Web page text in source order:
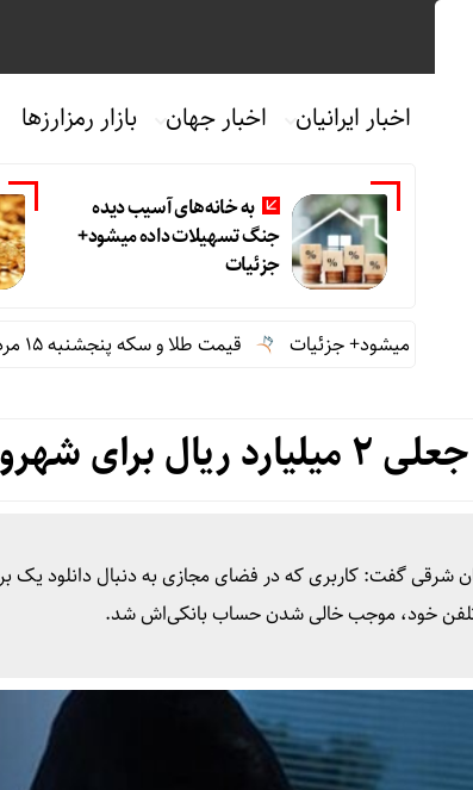
اخبار ایرانیان اخبار جهان بازار رمزارزها
به خانه‌های آسیب دیده
جنگ تسهیلات داده میشود+
جزئیات
جزئیات قیمت طلا و سکه پنجشنبه ۱۵ مرداد
تبریزی آب خورد
شرقی گفت: کاربری که در فضای مجازی به دنبال دانلود یک
تلفن خود، موجب خالی شدن حساب بانکی‌اش شد.